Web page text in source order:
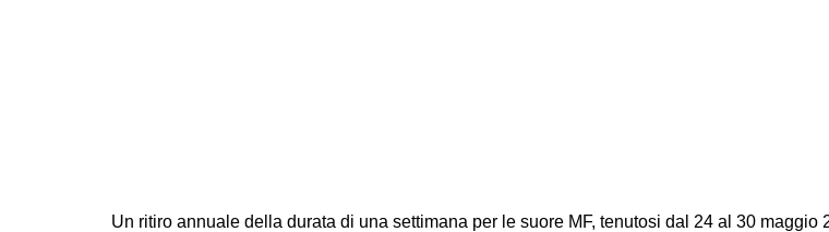
Un ritiro annuale della durata di una settimana per le suore MF, tenutosi dal 24 al 30